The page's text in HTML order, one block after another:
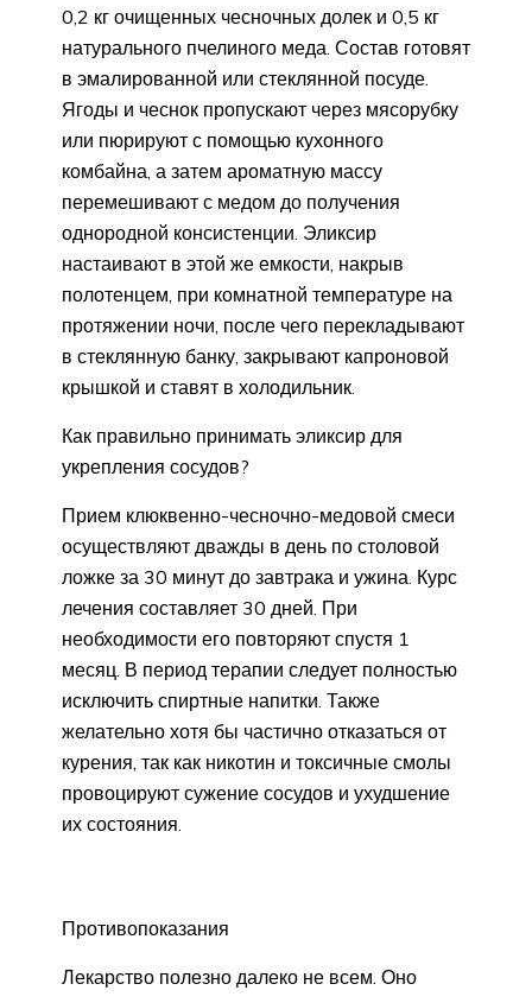
0,2 кг очищенных чесночных долек и 0,5 кг
натурального пчелиного меда. Состав готовят
в эмалированной или стеклянной посуде.
Ягоды и чеснок пропускают через мясорубку
или пюрируют с помощью кухонного
комбайна, а затем ароматную массу
перемешивают с медом до получения
однородной консистенции. Эликсир
настаивают в этой же емкости, накрыв
полотенцем, при комнатной температуре на
протяжении ночи, после чего перекладывают
в стеклянную банку, закрывают капроновой
крышкой и ставят в холодильник.
Как правильно принимать эликсир для
укрепления сосудов?
Прием клюквенно-чесночно-медовой смеси
осуществляют дважды в день по столовой
ложке за 30 минут до завтрака и ужина. Курс
лечения составляет 30 дней. При
необходимости его повторяют спустя 1
месяц. В период терапии следует полностью
исключить спиртные напитки. Также
желательно хотя бы частично отказаться от
курения, так как никотин и токсичные смолы
провоцируют сужение сосудов и ухудшение
их состояния.
Противопоказания
Лекарство полезно далеко не всем. Оно